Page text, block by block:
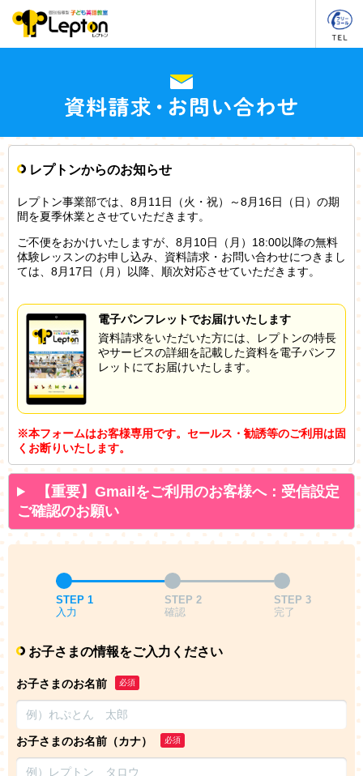
レプトンからのお知らせ
レプトン事業部では、8月11日（火・祝）～8月16日（日）の期
間を夏季休業とさせていただきます。
ご不便をおかけいたしますが、8月10日（月）18:00以降の無料
体験レッスンのお申し込み、資料請求・お問い合わせにつきまし
ては、8月17日（月）以降、順次対応させていただきます。
電子パンフレットでお届けいたします
資料請求をいただいた方には、レプトンの特長
やサービスの詳細を記載した資料を電子パンフ
レットにてお届けいたします。
※本フォームはお客様専用です。セールス・勧誘等のご利用は固
くお断りいたします。
【重要】Gmailをご利用のお客様へ：受信設定
ご確認のお願い
STEP 1
入力
STEP 2
確認
STEP 3
完了
お子さまの情報をご入力ください
お子さまのお名前 必須
お子さまのお名前（カナ） 必須